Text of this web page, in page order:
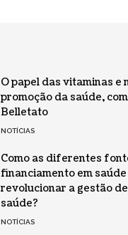
O papel das vitaminas e
promoção da saúde,
Belletato
NOTÍCIAS
Como as diferentes
financiamento em
revolucionar a gestão
saúde?
NOTÍCIAS